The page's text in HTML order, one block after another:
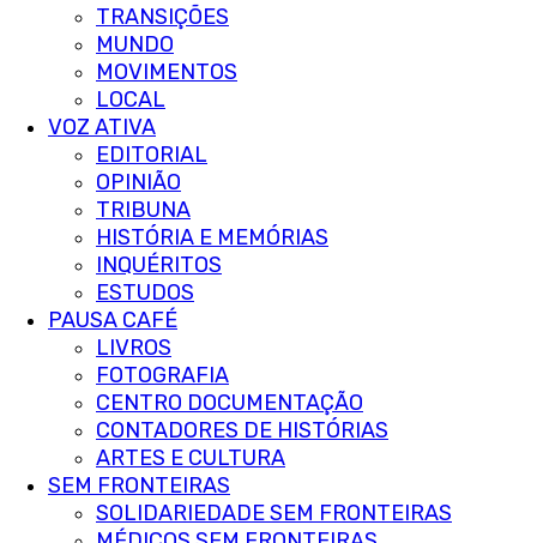
TRANSIÇÕES
MUNDO
MOVIMENTOS
LOCAL
VOZ ATIVA
EDITORIAL
OPINIÃO
TRIBUNA
HISTÓRIA E MEMÓRIAS
INQUÉRITOS
ESTUDOS
PAUSA CAFÉ
LIVROS
FOTOGRAFIA
CENTRO DOCUMENTAÇÃO
CONTADORES DE HISTÓRIAS
ARTES E CULTURA
SEM FRONTEIRAS
SOLIDARIEDADE SEM FRONTEIRAS